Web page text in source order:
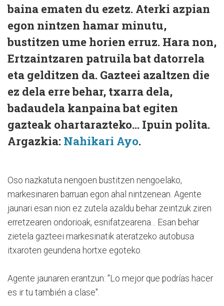
baina ematen du ezetz. Aterki azpian
egon nintzen hamar minutu,
bustitzen ume horien erruz. Hara non,
Ertzaintzaren patruila bat datorrela
eta gelditzen da. Gazteei azaltzen die
ez dela erre behar, txarra dela,
badaudela kanpaina bat egiten
gazteak ohartarazteko... Ipuin polita.
Argazkia: Nahikari Ayo.
Oso nazkatuta nengoen bustitzen nengoelako,
markesinaren barruan egon ahal nintzenean. Agente
jaunari esan nion ez zutela azaldu behar zeintzuk ziren
erretzearen ondorioak, esnifatzearena... Esan behar
zietela gazteei markesinatik ateratzeko autobusa
itxaroten geundena hortxe egoteko.
Agente jaunaren erantzun: "Lo mejor que podrías hacer
es ir tu también a clase".